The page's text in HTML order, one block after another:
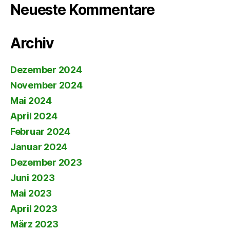
Neueste Kommentare
Archiv
Dezember 2024
November 2024
Mai 2024
April 2024
Februar 2024
Januar 2024
Dezember 2023
Juni 2023
Mai 2023
April 2023
März 2023